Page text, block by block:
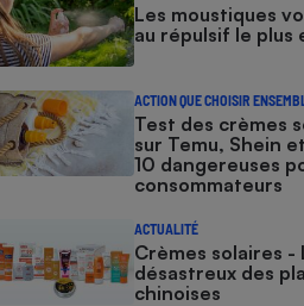
Les moustiques
au répulsif le plus
ACTION QUE CHOISIR
Test des crèmes
sur Temu, Shein
10 dangereuses
consommateurs
ACTUALITÉ
Crèmes solaires -
désastreux des
chinoises